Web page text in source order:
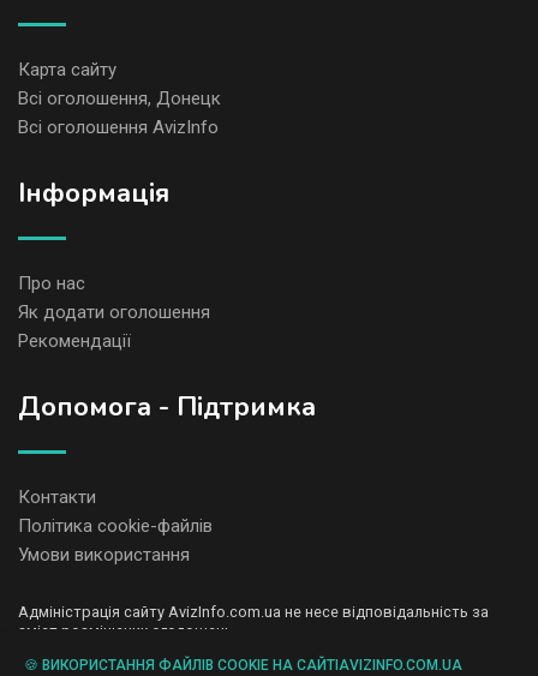
Карта сайту
Всі оголошення, Донецк
Всі оголошення AvizInfo
Iнформація
Про нас
Як додати оголошення
Рекомендації
Допомога - Підтримка
Контакти
Політика cookie-файлів
Умови використання
Адміністрація сайту AvizInfo.com.ua не несе відповідальність за
зміст розміщених оголошень.
і не продаємо особисту інформацію зареєстрованих користувачів
🍪 ВИКОРИСТАННЯ ФАЙЛІВ COOKIE НА САЙТІAVIZINFO.COM.UA